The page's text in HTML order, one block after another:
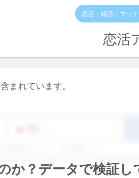
恋活・婚活・マッ
恋活
まれています。
か？データで検証し